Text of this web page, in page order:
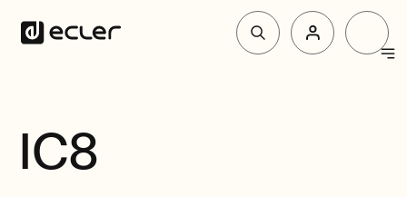
Soluciones
Resumen
IC8